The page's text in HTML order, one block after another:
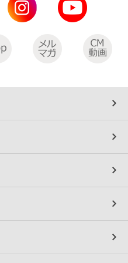
店舗限定）
グ（店舗限定）
定）